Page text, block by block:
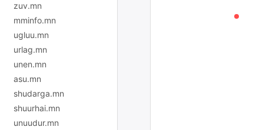
zuv.mn
mminfo.mn
ugluu.mn
urlag.mn
unen.mn
asu.mn
shudarga.mn
shuurhai.mn
unuudur.mn